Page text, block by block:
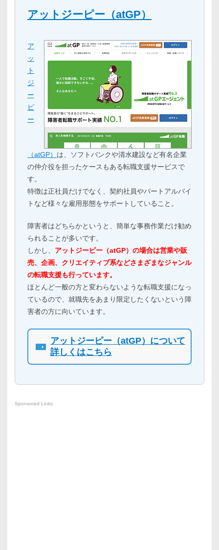
アットジーピー（atGP）
ア
ッ
ト
ジ
ー
ピ
ー
（atGP） は、ソフトバンクや清水建設など有名企業
の仲介役を担ったケースもある転職支援サービスで
す。
特徴は正社員だけでなく、契約社員やパートアルバイ
トなど様々な雇用形態をサポートしていること。
障害者はどちらかというと、簡単な事務作業だけ勧め
られることが多いです。
しかし、 アットジーピー（atGP）の場合は営業や販
売、企画、クリエイティブ系などさまざまなジャンル
の転職支援も行っています。
ほとんど一般の方と変わらないような転職支援になっ
ているので、就職先をあまり限定したくないという障
害者の方に向いています。
アットジーピー（atGP）について
詳しくはこちら
Sponsored Links